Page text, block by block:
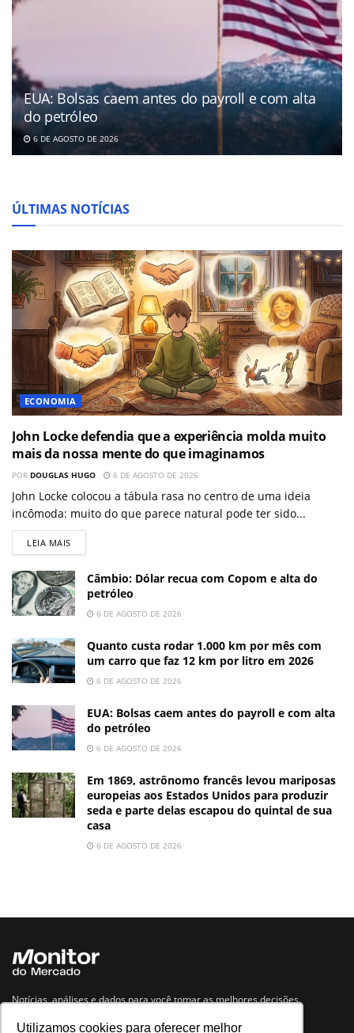
Utilizamos cookies para oferecer melhor
EUA: Bolsas caem antes do payroll e com alta
do petróleo
6 DE AGOSTO DE 2026
ÚLTIMAS NOTÍCIAS
ECONOMIA
John Locke defendia que a experiência molda muito
mais da nossa mente do que imaginamos
POR DOUGLAS HUGO 6 DE AGOSTO DE 2026
John Locke colocou a tábula rasa no centro de uma ideia
incômoda: muito do que parece natural pode ter sido...
LEIA MAIS
Câmbio: Dólar recua com Copom e alta do
petróleo
6 DE AGOSTO DE 2026
Quanto custa rodar 1.000 km por mês com
um carro que faz 12 km por litro em 2026
6 DE AGOSTO DE 2026
EUA: Bolsas caem antes do payroll e com alta
do petróleo
6 DE AGOSTO DE 2026
Em 1869, astrônomo francês levou mariposas
europeias aos Estados Unidos para produzir
seda e parte delas escapou do quintal de sua
casa
6 DE AGOSTO DE 2026
Notícias, análises e dados para você tomar as melhores decisões.